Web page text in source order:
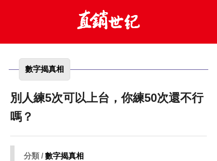
數字揭真相
別人練5次可以上台，你練50次還不行
嗎？
分類 /數字揭真相